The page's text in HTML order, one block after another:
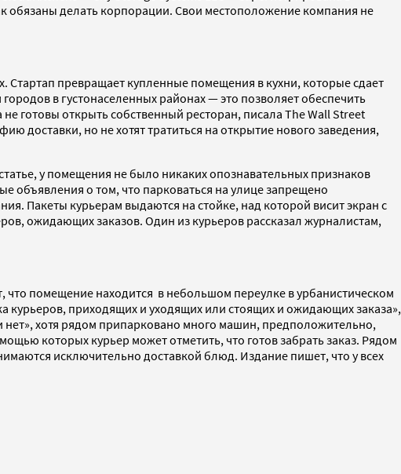
обязаны делать корпорации. Свои местоположение компания не
превращает купленные помещения в кухни, которые сдает
в густонаселенных районах — это позволяет обеспечить
готовы открыть собственный ресторан, писала The Wall Street
доставки, но не хотят тратиться на открытие нового заведения,
у помещения не было никаких опознавательных признаков
объявления о том, что парковаться на улице запрещено
Пакеты курьерам выдаются на стойке, над которой висит экран с
ожидающих заказов. Один из курьеров рассказал журналистам,
что помещение находится в небольшом переулке в урбанистическом
приходящих и уходящих или стоящих и ожидающих заказа»,
нет», хотя рядом припарковано много машин, предположительно,
которых курьер может отметить, что готов забрать заказ. Рядом
исключительно доставкой блюд. Издание пишет, что у всех